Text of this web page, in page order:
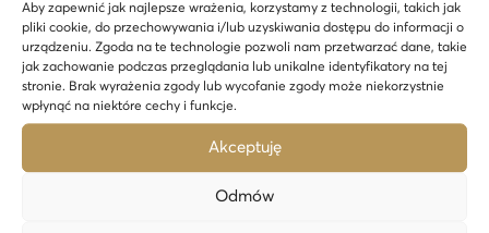
Aby zapewnić jak najlepsze wrażenia, korzystamy z technologii, takich jak
pliki cookie, do przechowywania i/lub uzyskiwania dostępu do informacji o
urządzeniu. Zgoda na te technologie pozwoli nam przetwarzać dane, takie
jak zachowanie podczas przeglądania lub unikalne identyfikatory na tej
stronie. Brak wyrażenia zgody lub wycofanie zgody może niekorzystnie
wpłynąć na niektóre cechy i funkcje.
Akceptuję
Odmów
24H